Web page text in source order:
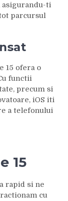
asigurandu-ti
parcursul
15 ofera o
functii
precum si
iOS iti
a telefonului
15
rapid si ne
cu